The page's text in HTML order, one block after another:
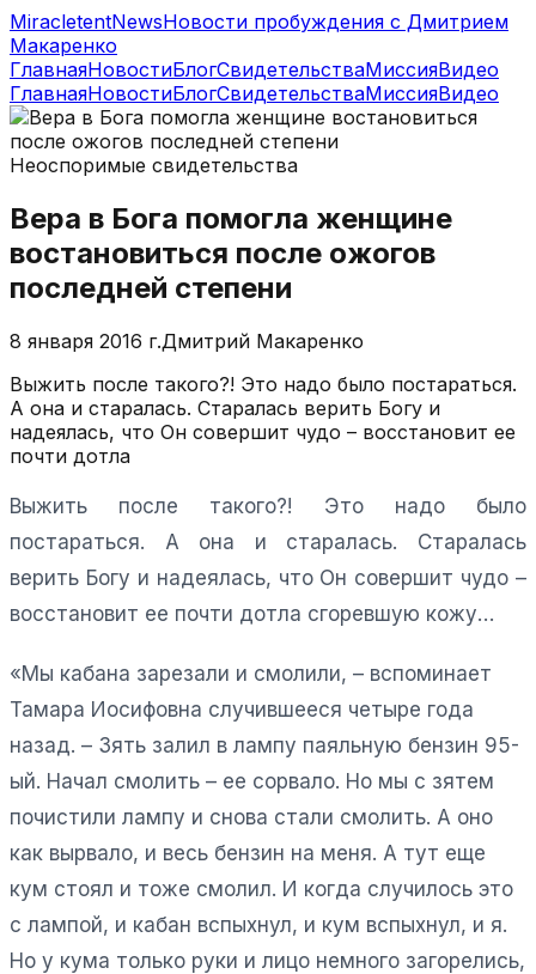
MiracletentNewsНовости пробуждения с Дмитрием
Макаренко
ГлавнаяНовостиБлогСвидетельстваМиссияВидео
ГлавнаяНовостиБлогСвидетельстваМиссияВидео
Неоспоримые свидетельства
Вера в Бога помогла женщине
востановиться после ожогов
последней степени
8 января 2016 г.Дмитрий Макаренко
Выжить после такого?! Это надо было постараться.
А она и старалась. Старалась верить Богу и
надеялась, что Он совершит чудо – восстановит ее
почти дотла
Выжить после такого?! Это надо было
постараться. А она и старалась. Старалась
верить Богу и надеялась, что Он совершит чудо –
восстановит ее почти дотла сгоревшую кожу…
«Мы кабана зарезали и смолили, – вспоминает
Тамара Иосифовна случившееся четыре года
назад. – Зять залил в лампу паяльную бензин 95-
ый. Начал смолить – ее сорвало. Но мы с зятем
почистили лампу и снова стали смолить. А оно
как вырвало, и весь бензин на меня. А тут еще
кум стоял и тоже смолил. И когда случилось это
с лампой, и кабан вспыхнул, и кум вспыхнул, и я.
Но у кума только руки и лицо немного загорелись,